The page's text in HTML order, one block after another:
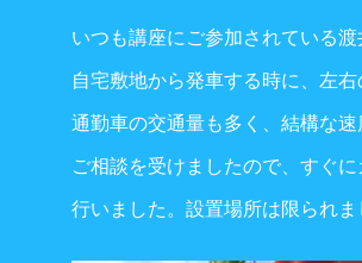
いつも講座にご参加されている渡
自宅敷地から発車する時に、左右
通勤車の交通量も多く、結構な
ご相談を受けましたので、すぐ
行いました。設置場所は限られま